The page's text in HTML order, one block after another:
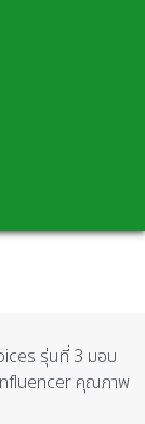
รุ่นที่ 3 มอบ
คุณภาพ